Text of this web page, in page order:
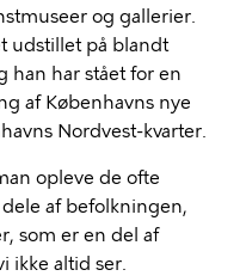
og gallerier.
udstillet på blandt
han har stået for en
af Københavns nye
Nordvest-kvarter.
opleve de ofte
af befolkningen,
som er en del af
ikke altid ser.